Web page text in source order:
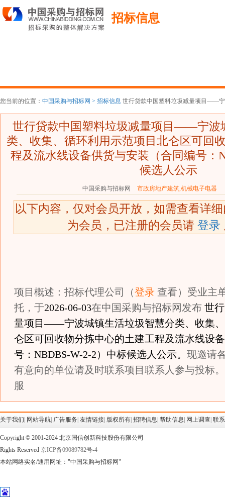
招标信息
您当前的位置： 中国采购与招标网 > 招标信息 世行贷款中国塑料垃圾减量项目——
世行贷款中国塑料垃圾减量项目——宁波
类、收集、循环利用示范项目北仑区可回
程及流水线设备供货与安装（合同编号：
候选人公示
中国采购与招标网 市政房地产建筑,机械电子电器
以下内容，仅对会员开放，如需查看详
为会员，已注册的会员请 登录
项目概述：招标代理公司（登录 查看）受业主
托，于2026-06-03在中国采购与招标网发布 世
量项目——宁波城镇生活垃圾智慧分类、收集
仑区可回收物分拣中心的土建工程及流水线设
号：NBDBS-W-2-2）中标候选人公示。 现邀请
有意向的单位请及时联系项目联系人参与投标
服
关于我们 网站导航 广告服务 友情链接 版权所有 招聘信息 帮助信息 网上调查 联
Copyright © 2001-2024 北京国信创新科技股份有限公司
Rights Reserved 京ICP备09089782号-4
本站网络实名/通用网址："中国采购与招标网"